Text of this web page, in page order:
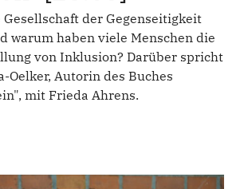
Gesellschaft der Gegenseitigkeit
warum haben viele Menschen die
von Inklusion? Darüber spricht
Oelker, Autorin des Buches
mit Frieda Ahrens.